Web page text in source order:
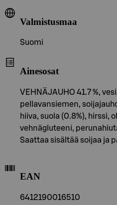
Valmistusmaa
Suomi
Ainesosat
VEHNÄJAUHO 41.7 %,
pellavansiemen,
hiiva, suola (0.8%), hirssi,
vehnägluteeni,
Saattaa sisältää soijaa ja
EAN
6412190016510